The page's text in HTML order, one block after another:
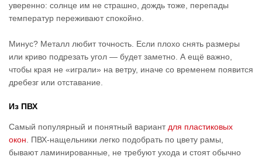
уверенно: солнце им не страшно, дождь тоже, перепады
температур переживают спокойно.
Минус? Металл любит точность. Если плохо снять размеры
или криво подрезать угол — будет заметно. А ещё важно,
чтобы края не «играли» на ветру, иначе со временем появится
дребезг или отставание.
Из ПВХ
Самый популярный и понятный вариант для пластиковых
окон . ПВХ-нащельники легко подобрать по цвету рамы,
бывают ламинированные, не требуют ухода и стоят обычно